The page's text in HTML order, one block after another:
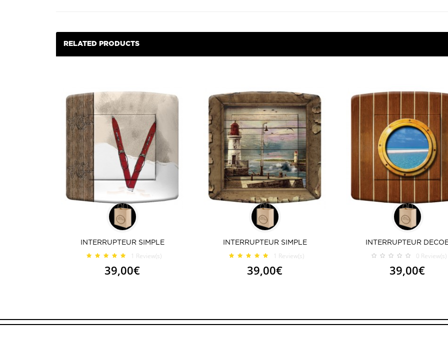
RELATED PRODUCTS
INTERRUPTEUR SIMPLE
1 Review(s)
39,00€
INTERRUPTEUR SIMPLE
1 Review(s)
39,00€
INTERRUPTEUR
0 Review(s)
39,00€